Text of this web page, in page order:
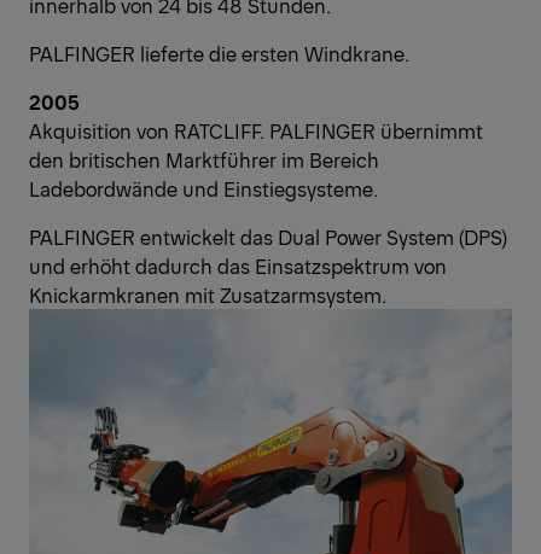
PALFINGER lieferte die ersten Windkrane.
2005
Akquisition von RATCLIFF. PALFINGER übernimmt
den britischen Marktführer im Bereich
Ladebordwände und Einstiegsysteme.
PALFINGER entwickelt das Dual Power System (DPS)
und erhöht dadurch das Einsatzspektrum von
Knickarmkranen mit Zusatzarmsystem.